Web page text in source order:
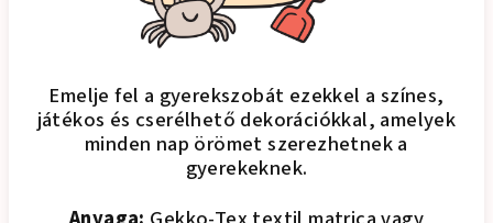
Emelje fel a gyerekszobát ezekkel a színes,
játékos és cserélhető dekorációkkal, amelyek
minden nap örömet szerezhetnek a
gyerekeknek.